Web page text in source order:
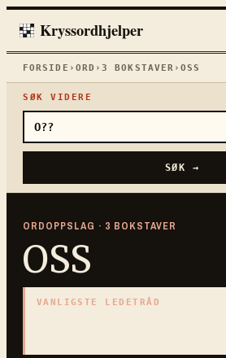
Kryssordhjelper
FORSIDE › ORD ›3 BOKSTAVER ›OSS
SØK VIDERE
SØK →
ORDOPPSLAG · 3 BOKSTAVER
OSS
VANLIGSTE LEDETRÅD